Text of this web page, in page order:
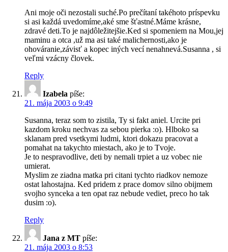
Ani moje oči nezostali suché.Po prečítaní takéhoto príspevku
si asi každá uvedomíme,aké sme šťastné.Máme krásne,
zdravé deti.To je najdôležitejšie.Ked si spomeniem na Mou,jej
maminu a otca ,už ma asi také malichernosti,ako je
ohováranie,závisť a kopec iných vecí nenahnevá.Susanna , si
veľmi vzácny človek.
Reply
Izabela píše:
21. mája 2003 o 9:49
Susanna, teraz som to zistila, Ty si fakt aniel. Urcite pri
kazdom kroku nechvas za sebou pierka :o). Hlboko sa
sklanam pred vsetkymi ludmi, ktori dokazu pracovat a
pomahat na takychto miestach, ako je to Tvoje.
Je to nespravodlive, deti by nemali trpiet a uz vobec nie
umierat.
Myslim ze ziadna matka pri citani tychto riadkov nemoze
ostat lahostajna. Ked pridem z prace domov silno obijmem
svojho synceka a ten opat raz nebude vediet, preco ho tak
dusim :o).
Reply
Jana z MT píše:
21. mája 2003 o 8:53